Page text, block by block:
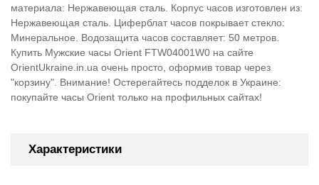
материала: Нержавеющая сталь. Корпус часов изготовлен из:
Нержавеющая сталь. Циферблат часов покрывает стекло:
Минеральное. Водозащита часов составляет: 50 метров.
Купить Мужские часы Orient FTW04001W0 на сайте
OrientUkraine.in.ua очень просто, оформив товар через
"корзину". Внимание! Остерегайтесь подделок в Украине:
покупайте часы Orient только на профильных сайтах!
Характеристики